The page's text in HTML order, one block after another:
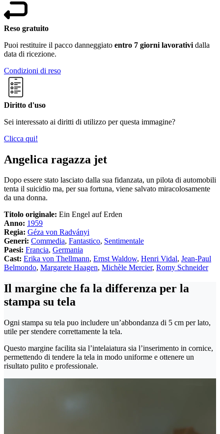
Reso gratuito
Puoi restituire il pacco danneggiato entro 7 giorni lavorativi dalla
data di ricezione.
Condizioni di reso
Diritto d'uso
Sei interessato ai diritti di utilizzo per questa immagine?
Clicca qui!
Angelica ragazza jet
Dopo essere stato lasciato dalla sua fidanzata, un pilota di automobili
tenta il suicidio ma, per sua fortuna, viene salvato miracolosamente
da una donna.
Titolo originale: Ein Engel auf Erden
Anno: 1959
Regia: Géza von Radványi
Generi: Commedia, Fantastico, Sentimentale
Paesi: Francia, Germania
Cast: Erika von Thellmann, Ernst Waldow, Henri Vidal, Jean-Paul
Belmondo, Margarete Haagen, Michèle Mercier, Romy Schneider
Il margine che fa la differenza per la
stampa su tela
Ogni stampa su tela puo includere un’abbondanza di 5 cm per lato,
utile per stendere correttamente la tela.
Questo margine facilita sia l’intelaiatura sia l’inserimento in cornice,
permettendo di tendere la tela in modo uniforme e ottenere un
risultato pulito e professionale.